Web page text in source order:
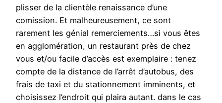
plisser de la clientèle renaissance d’une
comission. Et malheureusement, ce sont
rarement les génial remerciements…si vous êtes
en agglomération, un restaurant près de chez
vous et/ou facile d’accès est exemplaire : tenez
compte de la distance de l’arrêt d’autobus, des
frais de taxi et du stationnement imminents, et
choisissez l’endroit qui plaira autant. dans le cas